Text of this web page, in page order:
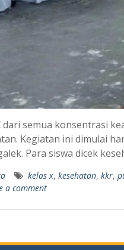
dari semua konsentrasi
Kegiatan ini dimulai
Para siswa dicek
kelas x, kesehatan, kkr,
a comment